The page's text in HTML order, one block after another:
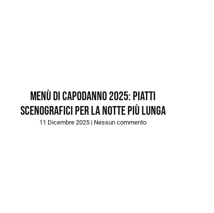
Menù di capodanno 2025: piatti
scenografici per la notte più lunga
11 Dicembre 2025 Nessun commento